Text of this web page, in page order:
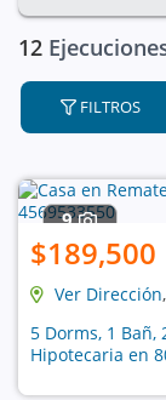
12
FILTROS
9
$189,500
Ver Dirección
5 Dorms, 1 Bañ,
Hipotecaria en